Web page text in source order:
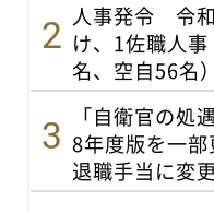
人事発令 令
け、1佐職人
名、空自56名）
「自衛官の処
8年度版を一
退職手当に変